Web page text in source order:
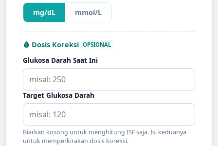
mg/dL
mmol/L
🩸 Dosis Koreksi OPSIONAL
Glukosa Darah Saat Ini
Target Glukosa Darah
Biarkan kosong untuk menghitung ISF saja. Isi keduanya
untuk memperkirakan dosis koreksi.